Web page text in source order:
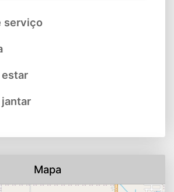
serviço
estar
jantar
Mapa